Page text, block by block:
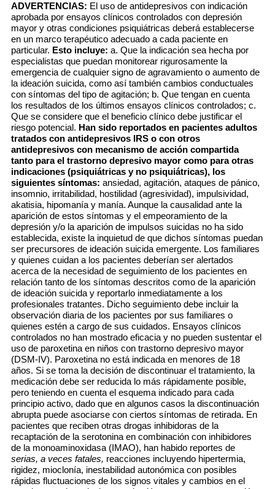
ADVERTENCIAS: El uso de antidepresivos con indicación
aprobada por ensayos clínicos controlados con depresión
mayor y otras condiciones psiquiátricas deberá establecerse
en un marco terapéutico adecuado a cada paciente en
particular. Esto incluye: a. Que la indicación sea hecha por
especialistas que puedan monitorear rigurosamente la
emergencia de cualquier signo de agravamiento o aumento de
la ideación suicida, como así también cambios conductuales
con síntomas del tipo de agitación; b. Que tengan en cuenta
los resultados de los últimos ensayos clínicos controlados; c.
Que se considere que el beneficio clínico debe justificar el
riesgo potencial. Han sido reportados en pacientes adultos
tratados con antidepresivos IRS o con otros
antidepresivos con mecanismo de acción compartida
tanto para el trastorno depresivo mayor como para otras
indicaciones (psiquiátricas y no psiquiátricas), los
siguientes síntomas: ansiedad, agitación, ataques de pánico,
insomnio, irritabilidad, hostilidad (agresividad), impulsividad,
akatisia, hipomanía y manía. Aunque la causalidad ante la
aparición de estos síntomas y el empeoramiento de la
depresión y/o la aparición de impulsos suicidas no ha sido
establecida, existe la inquietud de que dichos síntomas puedan
ser precursores de ideación suicida emergente. Los familiares
y quienes cuidan a los pacientes deberían ser alertados
acerca de la necesidad de seguimiento de los pacientes en
relación tanto de los síntomas descritos como de la aparición
de ideación suicida y reportarlo inmediatamente a los
profesionales tratantes. Dicho seguimiento debe incluir la
observación diaria de los pacientes por sus familiares o
quienes estén a cargo de sus cuidados. Ensayos clínicos
controlados no han mostrado eficacia y no pueden sustentar el
uso de paroxetina en niños con trastorno depresivo mayor
(DSM-IV). Paroxetina no está indicada en menores de 18
años. Si se toma la decisión de discontinuar el tratamiento, la
medicación debe ser reducida lo más rápidamente posible,
pero teniendo en cuenta el esquema indicado para cada
principio activo, dado que en algunos casos la discontinuación
abrupta puede asociarse con ciertos síntomas de retirada. En
pacientes que reciben otras drogas inhibidoras de la
recaptación de la serotonina en combinación con inhibidores
de la monoaminoxidasa (IMAO), han habido reportes de
serias, a veces fatales, reacciones incluyendo hipertermia,
rigidez, mioclonía, inestabilidad autonómica con posibles
rápidas fluctuaciones de los signos vitales y cambios en el